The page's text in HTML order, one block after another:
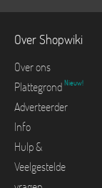
Over Shopwiki
Over ons
Plattegrond Nieuw!
Adverteerder
Info
Hulp &
Veelgestelde